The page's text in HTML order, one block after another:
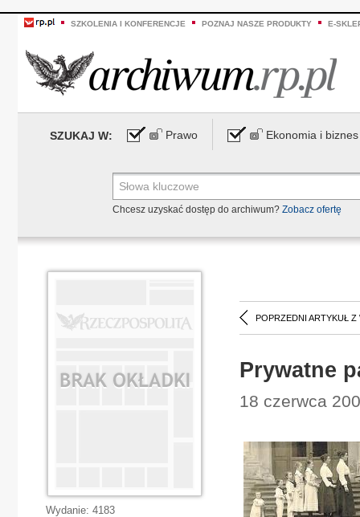
SZKOLENIA I KONFERENCJE POZNAJ NASZE PRODUKTY E-
SZUKAJ W: Prawo Ekonomia i biznes
Chcesz uzyskać dostęp do archiwum? Zobacz ofertę
POPRZEDNI ARTYKUŁ Z
Prywatne
18 czerwca
Wydanie: 4183